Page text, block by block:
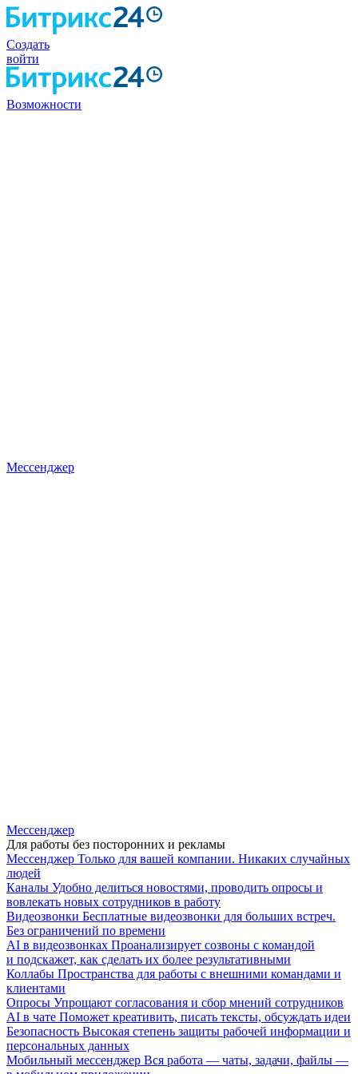
Создать
войти
Возможности
Мессенджер
Мессенджер
Для работы без посторонних и рекламы
Мессенджер Только для вашей компании. Никаких случайных
людей
Каналы Удобно делиться новостями, проводить опросы и
вовлекать новых сотрудников в работу
Видеозвонки Бесплатные видеозвонки для больших встреч.
Без ограничений по времени
AI в видеозвонках Проанализирует созвоны с командой
и подскажет, как сделать их более результативными
Коллабы Пространства для работы с внешними командами и
клиентами
Опросы Упрощают согласования и сбор мнений сотрудников
AI в чате Поможет креативить, писать тексты, обсуждать идеи
Безопасность Высокая степень защиты рабочей информации и
персональных данных
Мобильный мессенджер Вся работа — чаты, задачи, файлы —